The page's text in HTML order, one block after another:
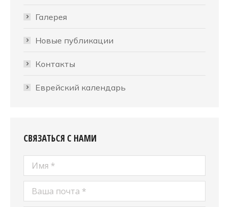
Галерея
Новые публикации
Контакты
Еврейский календарь
СВЯЗАТЬСЯ С НАМИ
Имя *
Ваша почта *